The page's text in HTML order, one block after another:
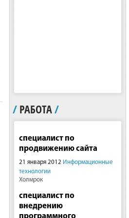
/ РАБОТА/
специалист по
продвижению сайта
21 января 2012 Информационные
технологии
Холмрок
специалист по
внедрению
программного